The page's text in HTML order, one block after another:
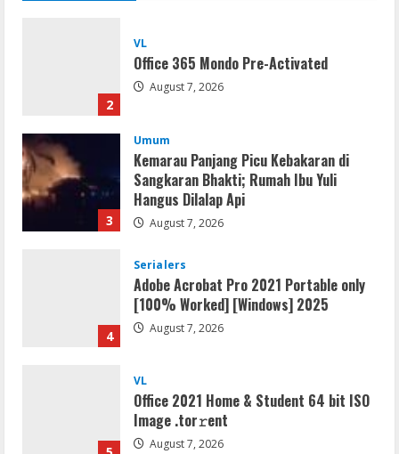
2
VL
Office 365 Mondo Pre-Activated
August 7, 2026
3
Umum
Kemarau Panjang Picu Kebakaran di
Sangkaran Bhakti; Rumah Ibu Yuli
Hangus Dilalap Api
August 7, 2026
4
Serialers
Adobe Acrobat Pro 2021 Portable only
[100% Worked] [Windows] 2025
August 7, 2026
VL
Office 2021 Home & Student 64 bit ISO
Image .tоr𝚛еnt
August 7, 2026